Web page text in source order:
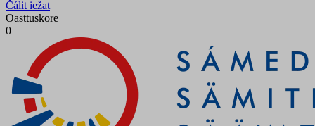
Čálit iežat
Oasttuskore
0